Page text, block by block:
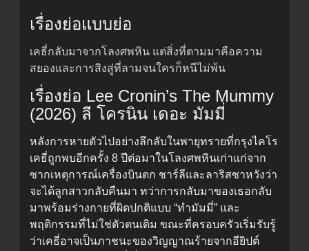
เรื่องย่อแบบย่อ
เคธี่กลับมาจากโลงศพหิน แต่สิ่งที่ตามมาคือความ
สยองและการสิงสู่ที่ลามจนใครก็หนีไม่พ้น
เรื่องย่อ Lee Cronin’s The Mummy
(2026) ลี โครนิน เดอะ มัมมี่
หลังการหายตัวไปอย่างลึกลับในพายุทรายที่กรุงไคโร
เคธี่ถูกพบอีกครั้ง 8 ปีต่อมาในโลงศพหินเก่าแก่จาก
ซากเหตุการณ์เครื่องบินตก ชาร์ลีและลาริสซาหวังว่า
จะได้ลูกสาวกลับคืนมา ทว่าการกลับมาของเธอกลับ
มาพร้อมร่างกายที่ผิดปกติแบบ “ทำมัมมี่” และ
พฤติกรรมที่ไม่ใช่ตัวตนเดิม ขณะที่ครอบครัวเริ่มรับรู้
ว่าเคธี่อาจเป็นภาชนะของวิญญาณร้ายจากอียิปต์